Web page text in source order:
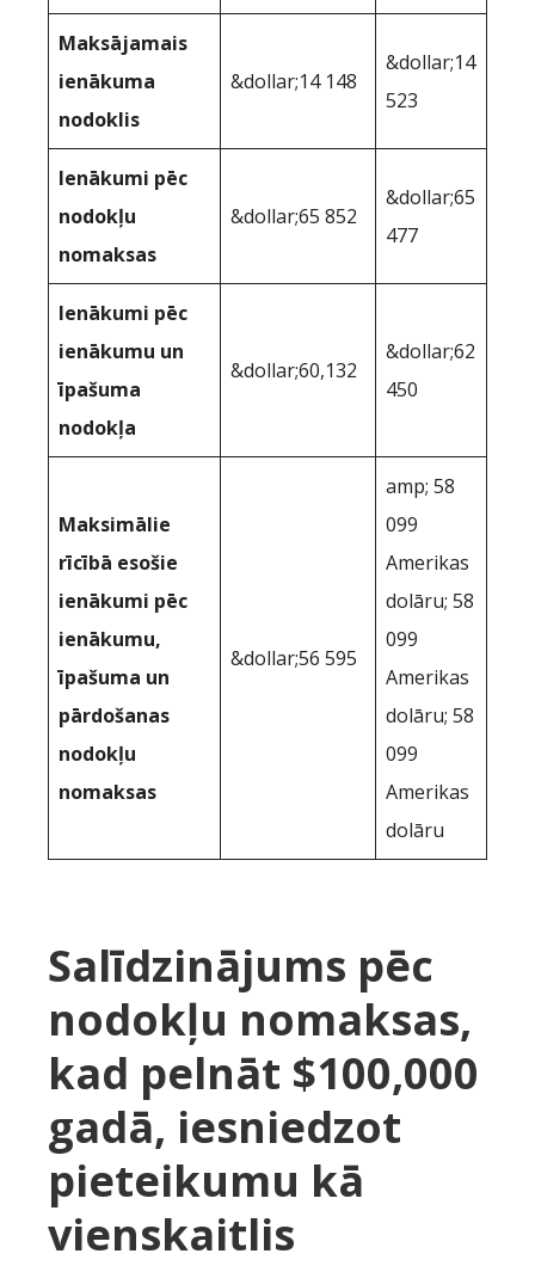
Maksājamais
ienākuma
nodoklis
&dollar;14 148
&dollar;14
523
Ienākumi pēc
nodokļu
nomaksas
&dollar;65 852
&dollar;65
477
Ienākumi pēc
ienākumu un
īpašuma
nodokļa
&dollar;60,132
&dollar;62
450
Maksimālie
rīcībā esošie
ienākumi pēc
ienākumu,
īpašuma un
pārdošanas
nodokļu
nomaksas
&dollar;56 595
amp; 58
099
Amerikas
dolāru; 58
099
Amerikas
dolāru; 58
099
Amerikas
dolāru
Salīdzinājums pēc
nodokļu nomaksas,
kad pelnāt $100,000
gadā, iesniedzot
pieteikumu kā
vienskaitlis